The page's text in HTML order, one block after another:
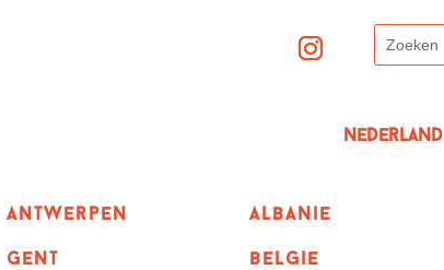
Nederland
Antwerpen
GENT
albanie
belgie